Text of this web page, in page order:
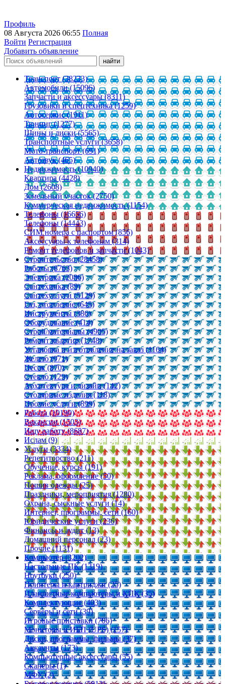
Профиль
08 Августа 2026 06:55 Полная
Войти Регистрация
Добавить объявление
Транспорт (38233)
Автомобили (15096)
Запчасти и аксессуары (8311)
Грузовики и спецтехника (1259)
Автосервис (1911)
Тюнинг (1277)
Шины и диски (5565)
Транспортные услуги (3658)
Мото-транспорт (691)
Автозвук (465)
Недвижимость (10940)
Квартира (4428)
Дом (2608)
Земельный участок (2750)
Коммерческая недвижимость (1154)
Телефоны (16656)
Телефоны (14443)
СИМ номера с паспортом (856)
Аксессуары к телефонам (314)
Ремонт телефонов и запчасти (1043)
Строительство (28458)
Работы (8763)
Электрика (2086)
Сантехника (89)
Сантехуслуги (5129)
Газ, отопление (645)
Инструменты (386)
Оборудование (414)
Строй/материалы (4905)
Ремонт квартир (1748)
Установка и изготовление на заказ (1164)
Железо (971)
Песок (870)
Стекло (129)
Архитектура и дизайн (142)
Столярные изделия (118)
Прочие услуги (899)
Работа (10190)
Вакансии (1503)
Ищу работу (8687)
Ислам (9)
Услуги (3334)
Репетиторство (211)
Обучение, курсы (191)
Реклама, оформление (50)
Пошив одежды (25)
Праздники, мероприятия (1280)
Охрана, сыскные услуги (14)
Интернет, программы, сети (160)
Юридические услуги (236)
Финансы и аудит (13)
Домашний персонал (23)
Прочие (1131)
Компьютер (3202)
Настольные ПК (1319)
Ноутбуки (250)
Принтеры и картриджи (25)
Планшетные компьютеры и КПК (35)
Комплектующие (403)
Серверы и сети (39)
Игровые приставки (706)
Мониторы и ИБП (UPS) (157)
Диски, программы, фильмы (37)
Аккаунты (173)
Компьютерные аксессуары (55)
Сканеры (1)
МФУ (2)